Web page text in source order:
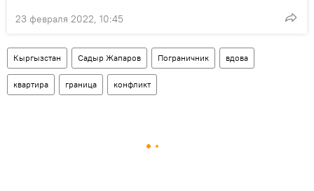
23 февраля 2022, 10:45
Кыргызстан Садыр Жапаров Пограничник вдова
квартира граница конфликт